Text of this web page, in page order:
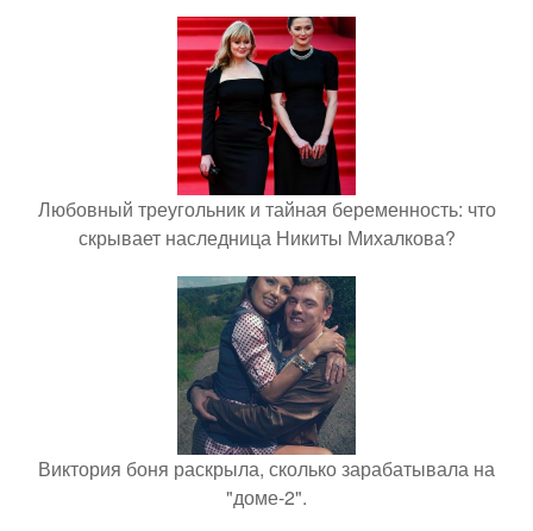
Любовный треугольник и тайная беременность: что
скрывает наследница Никиты Михалкова?
Виктория боня раскрыла, сколько зарабатывала на
"доме-2".